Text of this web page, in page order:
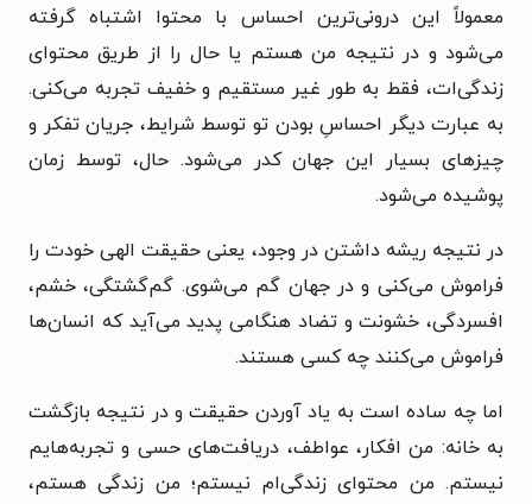
معمولاً این‌ درونی‌ترین‌ احساس‌ با محتوا اشتباه‌ گرفته‌
می‌شود و در نتیجه من‌ هستم یا حال را از طریق محتوای‌
زندگی‌ات‌، فقط‌ به‌ طور غیر مستقیم‌ و خفیف‌ تجربه‌ می‌کنی‌.
به‌ عبارت‌ دیگر احساسِ بودن تو توسط‌ شرایط‌، جریان‌ تفکر و
چیزهای‌ بسیار این‌ جهان‌ کدر می‌شود. حال، توسط‌ زمان‌
پوشیده‌ می‌شود.
در نتیجه‌ ریشه‌ داشتن‌ در وجود، یعنی‌ حقیقت‌ الهی‌ خودت‌ را
فراموش‌ می‌کنی‌ و در جهان‌ گم‌ می‌شوی‌. گم‌گشتگی‌، خشم‌،
افسردگی‌، خشونت‌ و تضاد هنگامی‌ پدید می‌آید که‌ انسان‌ها
فراموش‌ می‌کنند چه‌ کسی‌ هستند.
اما چه‌ ساده‌ است‌ به‌ یاد آوردن‌ حقیقت‌ و در نتیجه‌ بازگشت‌
به‌ خانه‌: من‌ افکار، عواطف‌، دریافت‌های‌ حسی‌ و تجربه‌هایم‌
نیستم‌. من‌ محتوای‌ زندگی‌ام‌ نیستم‌؛ من‌ زندگی هستم‌،